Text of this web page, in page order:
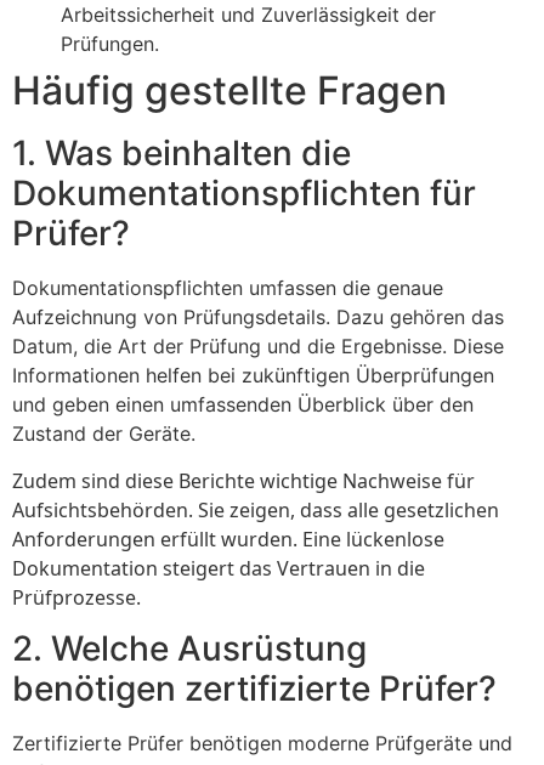
Arbeitssicherheit und Zuverlässigkeit der
Prüfungen.
Häufig gestellte Fragen
1. Was beinhalten die
Dokumentationspflichten für
Prüfer?
Dokumentationspflichten umfassen die genaue
Aufzeichnung von Prüfungsdetails. Dazu gehören das
Datum, die Art der Prüfung und die Ergebnisse. Diese
Informationen helfen bei zukünftigen Überprüfungen
und geben einen umfassenden Überblick über den
Zustand der Geräte.
Zudem sind diese Berichte wichtige Nachweise für
Aufsichtsbehörden. Sie zeigen, dass alle gesetzlichen
Anforderungen erfüllt wurden. Eine lückenlose
Dokumentation steigert das Vertrauen in die
Prüfprozesse.
2. Welche Ausrüstung
benötigen zertifizierte Prüfer?
Zertifizierte Prüfer benötigen moderne Prüfgeräte und